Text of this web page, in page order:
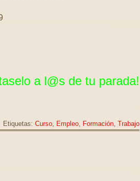
a l@s de tu parada!
Etiquetas: Curso, Empleo, Formación, Trabajo